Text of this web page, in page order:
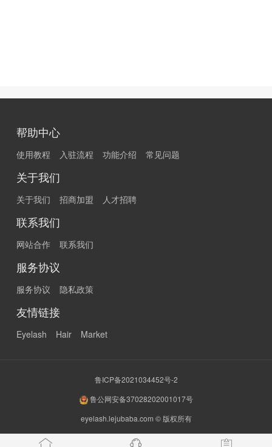
帮助中心
使用教程 入驻流程 功能介绍 常见问题
关于我们
关于我们 招商加盟 人才招聘
联系我们
网站合作 联系我们
服务协议
服务协议 隐私政策
友情链接
Eyelash Hair Market
鲁ICP备2021034452号-2
鲁公网安备37028202001017号
eyelash.lejubaba.com © 版权所有